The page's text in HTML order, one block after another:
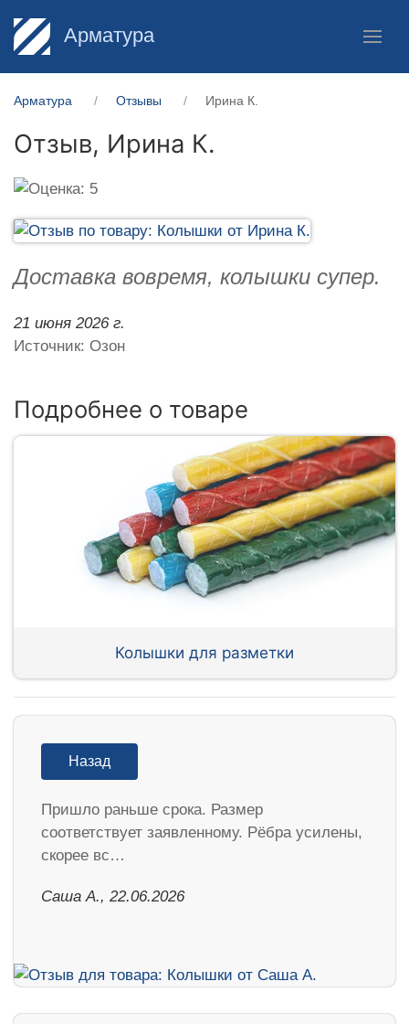
Арматура
Арматура Отзывы Ирина К.
Отзыв, Ирина К.
Доставка вовремя, колышки супер.
21 июня 2026 г.
Источник: Озон
Подробнее о товаре
Колышки для разметки
Назад
Пришло раньше срока. Размер
соответствует заявленному. Рёбра усилены,
скорее вс…
Саша А., 22.06.2026